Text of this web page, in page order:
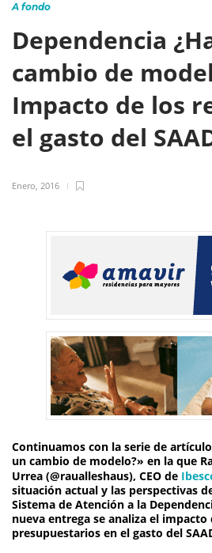
A fondo
Dependencia
cambio de
Impacto de los
el gasto del
Enero, 2016
Continuamos con la serie de
un cambio de modelo?» en la que
Urrea (@raualleshaus), CEO de
situación actual y las perspectivas
Sistema de Atención a la
nueva entrega se analiza el impacto
presupuestarios en el gasto del